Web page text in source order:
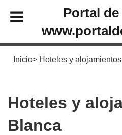
Portal
Inicio Hoteles y
Hoteles y
Blanca